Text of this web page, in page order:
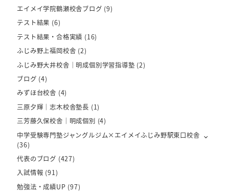
エイメイ学院鶴瀬校舎ブログ (9)
テスト結果 (6)
テスト結果・合格実績 (16)
ふじみ野上福岡校舎 (2)
ふじみ野大井校舎｜明成個別学習指導塾 (2)
ブログ (4)
みずほ台校舎 (4)
三原夕輝｜志木校舎塾長 (1)
三芳藤久保校舎｜明成個別 (4)
中学受験専門塾ジャングルジム×エイメイふじみ野駅東口校舎
(36)
代表のブログ (427)
入試情報 (91)
勉強法・成績UP (97)